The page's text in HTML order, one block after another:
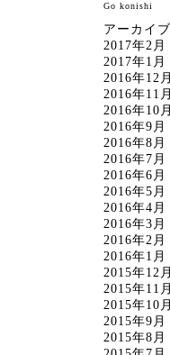
Go konishi
アーカイブ
2017年2月
2017年1月
2016年12月
2016年11月
2016年10月
2016年9月
2016年8月
2016年7月
2016年6月
2016年5月
2016年4月
2016年3月
2016年2月
2016年1月
2015年12月
2015年11月
2015年10月
2015年9月
2015年8月